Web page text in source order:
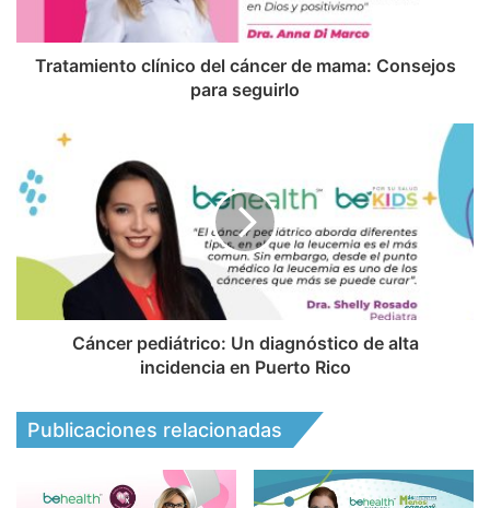
Tratamiento clínico del cáncer de mama: Consejos
para seguirlo
Cáncer pediátrico: Un diagnóstico de alta
incidencia en Puerto Rico
Publicaciones relacionadas